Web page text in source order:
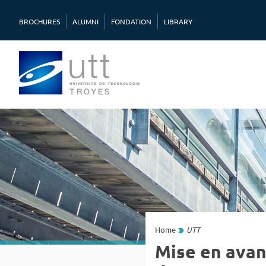
BROCHURES ALUMNI FONDATION LIBRARY
Home UTT
Mise en